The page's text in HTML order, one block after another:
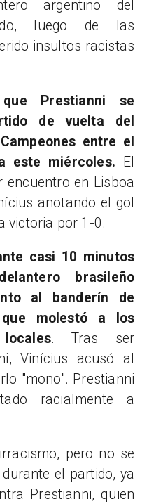
argentino del
luego de las
insultos racistas
Prestianni se
de vuelta del
entre el
este miércoles. El
encuentro en Lisboa
anotando el gol
victoria por 1-0.
casi 10 minutos
brasileño
al banderín de
molestó a los
. Tras ser
Vinícius acusó al
"mono". Prestianni
racialmente a
pero no se
el partido, ya
Prestianni, quien